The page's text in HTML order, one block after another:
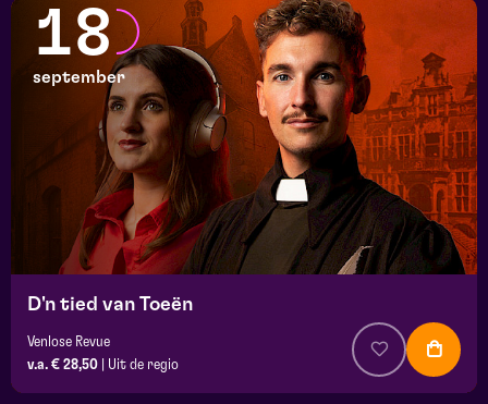
18
september
D'n tied van Toeën
Venlose Revue
v.a. € 28,50
Uit de regio